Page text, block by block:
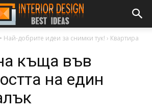
Най-добрите идеи за снимки тук! › Квартира
къща във
на един